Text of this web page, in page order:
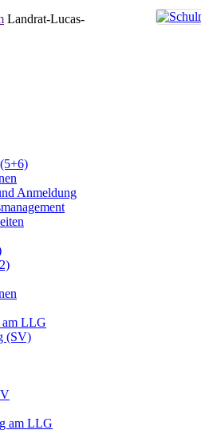
Landrat-Lucas-
Anmeldung
am LLG
(SV)
am LLG